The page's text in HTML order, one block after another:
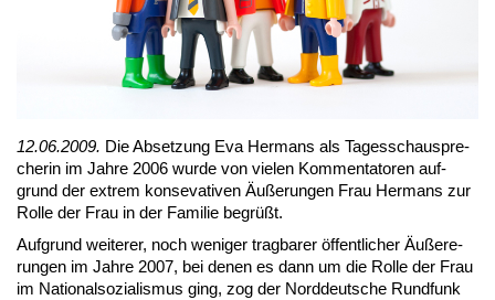
12.06.2009. Die Ab­set­zung Eva Her­m­ans als Ta­ges­schau­spre­
che­rin im Jah­re 2006 wur­de von vie­len Kom­men­ta­to­ren auf­
grund der ex­trem kon­se­va­ti­ven Äu­ße­run­gen Frau Her­m­ans zur
Rol­le der Frau in der Fa­mi­lie be­grüßt.
Auf­grund wei­te­rer, noch we­ni­ger trag­ba­rer öf­fent­li­cher Äu­ße­re­
run­gen im Jah­re 2007, bei de­nen es dann um die Rol­le der Frau
im Na­tio­nal­so­zia­lis­mus ging, zog der Nord­deut­sche Rund­funk